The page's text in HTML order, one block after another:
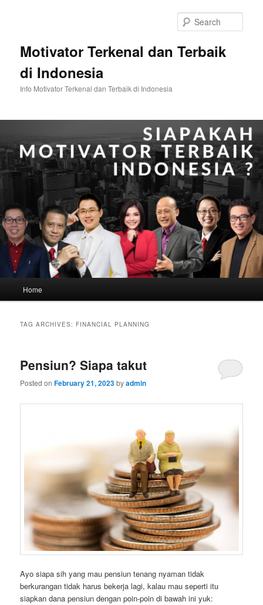
Motivator Terkenal dan Terbaik
di Indonesia
Info Motivator Terkenal dan Terbaik di Indonesia
Home
TAG ARCHIVES: FINANCIAL PLANNING
Pensiun? Siapa takut
Posted onFebruary 21, 2023byadmin
Ayo siapa sih yang mau pensiun tenang nyaman tidak
berkurangan tidak harus bekerja lagi, kalau mau seperti itu
siapkan dana pensiun dengan poin-poin di bawah ini yuk: